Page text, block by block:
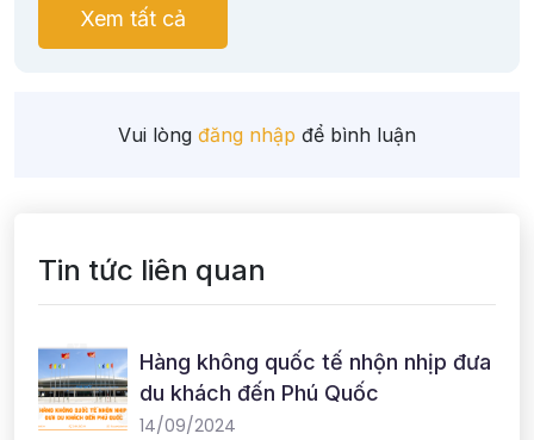
Xem tất cả
Vui lòng đăng nhập để bình luận
Tin tức liên quan
Hàng không quốc tế nhộn nhịp đưa
du khách đến Phú Quốc
14/09/2024